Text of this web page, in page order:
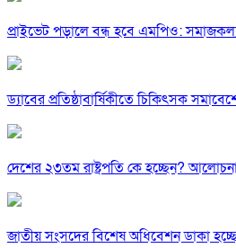
প্রাইভেট পড়ালে বন্ধ হবে এমপিও:
ড্যাবের প্রতিষ্ঠাবার্ষিকীতে চিকিৎসক
দেশের ২৩তম রাষ্ট্রপতি কে হচ্ছেন?
জাতীয় সংসদের বিশেষ অধিবেশন ডাকা